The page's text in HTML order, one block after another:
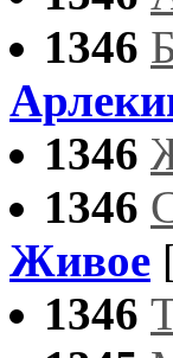
1346
1346
1346
Живое
1346